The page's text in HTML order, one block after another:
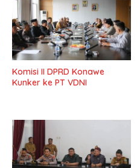
Komisi II DPRD Konawe
Kunker ke PT VDNI